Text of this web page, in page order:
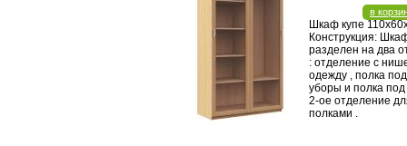
в
Шкаф купе
Конструкция:
разделен на два
: отделение с
одежду , полка
уборы и полка под
2-ое отделение
полками .